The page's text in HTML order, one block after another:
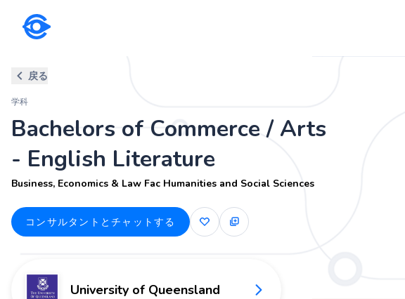
戻る
学科
Bachelors of Commerce / Arts
- English Literature
Business, Economics & Law Fac Humanities and Social Sciences
コンサルタントとチャットする
University of Queensland